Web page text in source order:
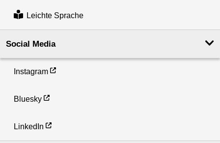
Leichte Sprache
Social Media
Instagram
Bluesky
LinkedIn